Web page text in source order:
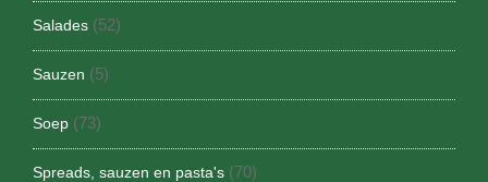
Salades (52)
Sauzen (5)
Soep (73)
Spreads, sauzen en pasta's (70)